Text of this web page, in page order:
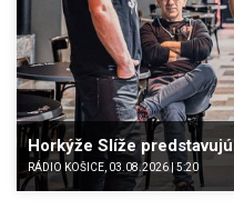
Horkýže Slíže
RÁDIO KOŠICE, 03.08.2026 | 5:20